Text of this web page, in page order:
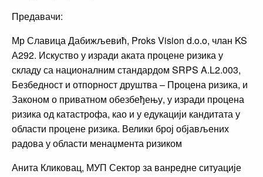
Предавачи:
Мр Славица Дабижљевић, Proks Vision d.o.o, члан KS
А292. Искуство у изради аката процене ризика у
складу са националним стандардом SRPS A.L2.003,
Безбедност и отпорност друштва – Процена ризика, и
Законом о приватном обезбеђењу, у изради процена
ризика од катастрофа, као и у едукацији кандитата у
области процене ризика. Велики број објављених
радова у области менаџмента ризиком
Анита Кликовац, МУП Сектор за ванредне ситуације